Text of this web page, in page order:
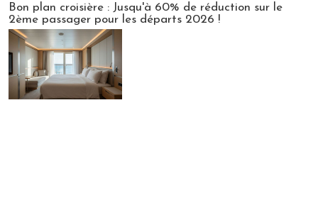
Bon plan croisière : Jusqu'à 60% de réduction sur le
2ème passager pour les départs 2026 !